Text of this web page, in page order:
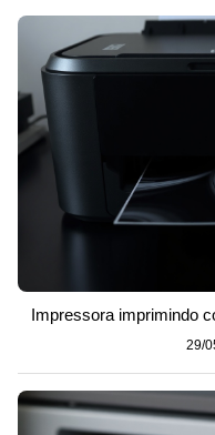
Impressora imprimindo
29/